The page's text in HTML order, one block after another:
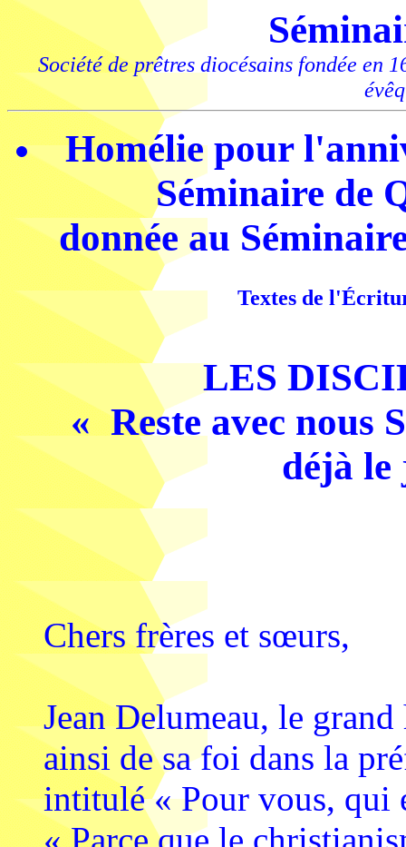
Société de prêtres diocésains fondée en
Homélie pour
Séminaire de
donnée au
Textes de
LES
« Reste avec nous
déjà
Chers frères et sœurs,
Jean Delumeau, le
ainsi de sa foi dans la
intitulé « Pour vous, qui